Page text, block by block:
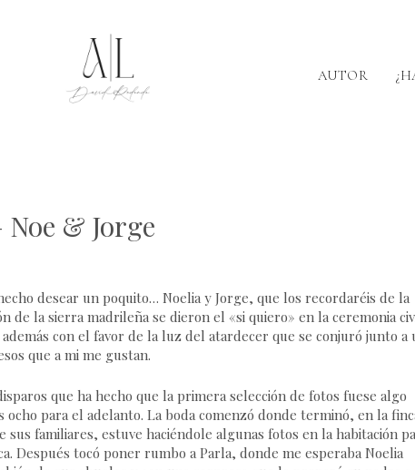
AUTOR
Noe & Jorge
desear un poquito… Noelia y Jorge, que los recordaréis de la
de la sierra madrileña se dieron el «si quiero» en la ceremonia
con el favor de la luz del atardecer que se conjuró junto a
que a mi me gustan.
que ha hecho que la primera selección de fotos fuese algo
ocho para el adelanto. La boda comenzó donde terminó, en la
sus familiares, estuve haciéndole algunas fotos en la habitación
Después tocó poner rumbo a Parla, donde me esperaba Noelia